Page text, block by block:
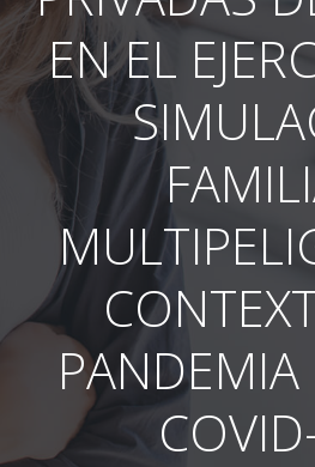
EN EL